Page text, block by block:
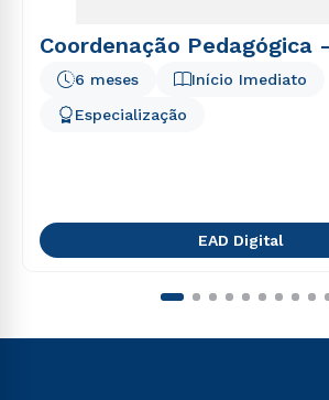
Coordenação Pedagógica
Início Imediato
6 meses
Especialização
EAD Digital